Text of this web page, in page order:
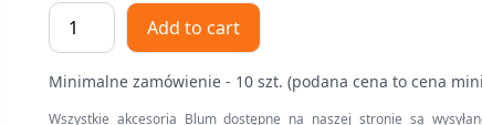
LEGRABOX
Element
wysokość
Add to cart
Minimalne zamówienie - 10 szt. (podana cena to cena
Wszystkie akcesoria Blum dostępne na naszej stronie są